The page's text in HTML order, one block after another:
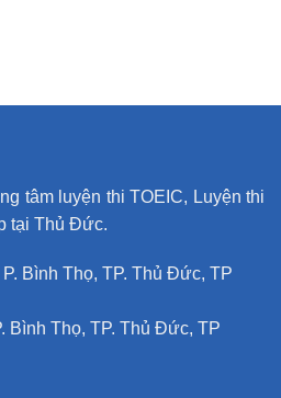
tâm luyện thi TOEIC, Luyện thi
tại Thủ Đức.
Bình Thọ, TP. Thủ Đức, TP
Bình Thọ, TP. Thủ Đức, TP